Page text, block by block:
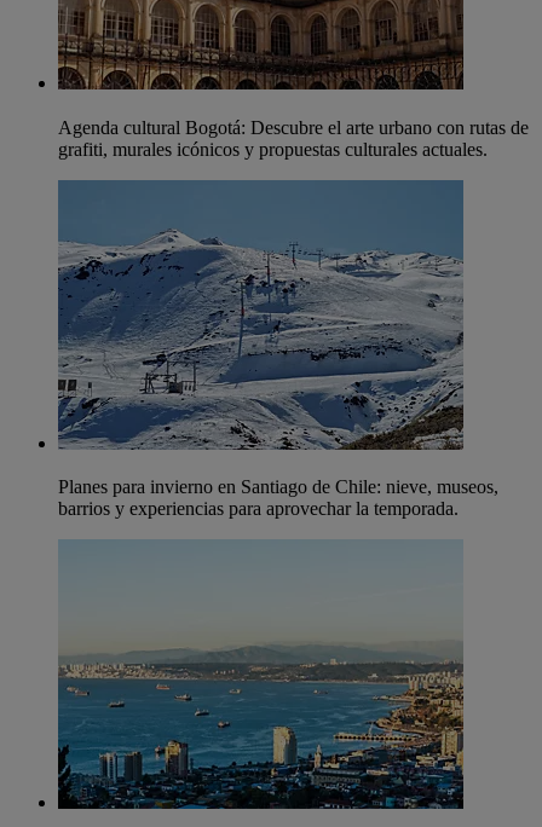
Agenda cultural Bogotá: Descubre el arte urbano con rutas de
grafiti, murales icónicos y propuestas culturales actuales.
Planes para invierno en Santiago de Chile: nieve, museos,
barrios y experiencias para aprovechar la temporada.